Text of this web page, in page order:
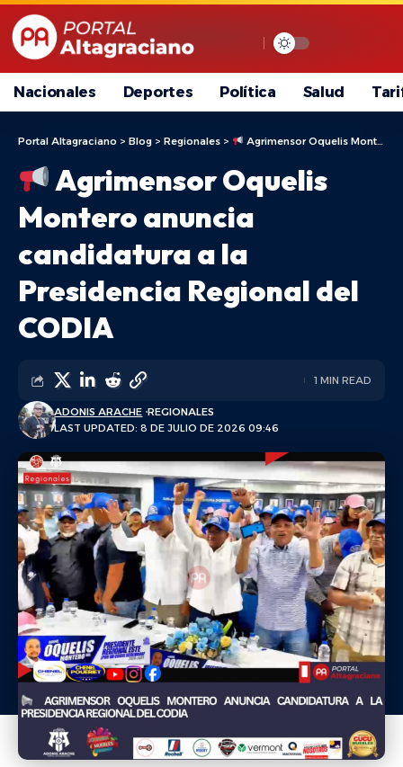
Nacionales Deportes Política Salud
Portal Altagraciano > Blog > Regionales > Agrimensor Oquelis Montero anuncia candidatura a la Presidencia Regional del CODIA
Agrimensor Oquelis
Montero anuncia
candidatura a la
Presidencia Regional del
CODIA
LAST UPDATED: 8 DE JULIO DE 2026 09:46
ADONIS ARACHE REGIONALES
1 MIN READ